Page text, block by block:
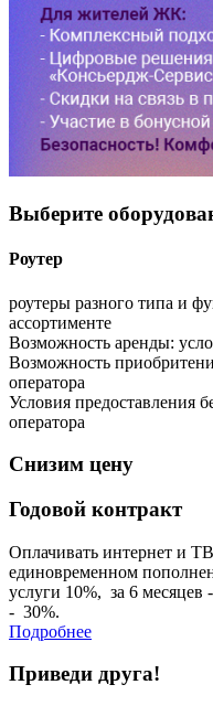
Выберите
Роутер
роутеры разного типа и
ассортименте
Возможность аренды:
Возможность
оператора
Условия предоставления
оператора
Снизим цену
Годовой контракт
Оплачивать интернет и
единовременном
услуги 10%, за 6 месяцев
- 30%.
Подробнее
Приведи друга!